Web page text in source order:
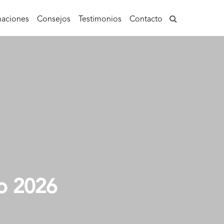
Consejos Testimonios Contacto
2026